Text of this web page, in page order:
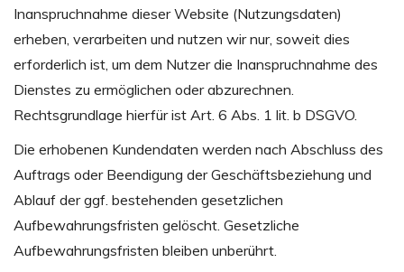
Inanspruchnahme dieser Website (Nutzungsdaten)
erheben, verarbeiten und nutzen wir nur, soweit dies
erforderlich ist, um dem Nutzer die Inanspruchnahme des
Dienstes zu ermöglichen oder abzurechnen.
Rechtsgrundlage hierfür ist Art. 6 Abs. 1 lit. b DSGVO.
Die erhobenen Kundendaten werden nach Abschluss des
Auftrags oder Beendigung der Geschäftsbeziehung und
Ablauf der ggf. bestehenden gesetzlichen
Aufbewahrungsfristen gelöscht. Gesetzliche
Aufbewahrungsfristen bleiben unberührt.